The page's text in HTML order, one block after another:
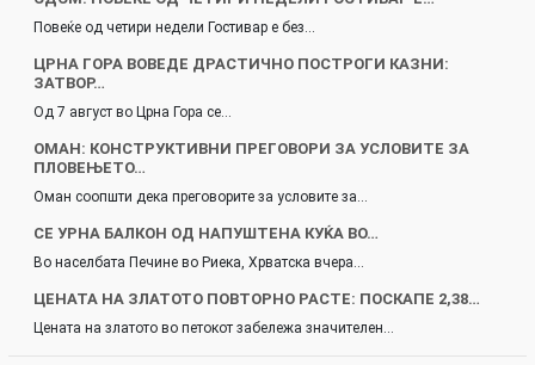
Повеќе од четири недели Гостивар е без…
ЦРНА ГОРА ВОВЕДЕ ДРАСТИЧНО ПОСТРОГИ КАЗНИ:
ЗАТВОР…
Од 7 август во Црна Гора се…
ОМАН: КОНСТРУКТИВНИ ПРЕГОВОРИ ЗА УСЛОВИТЕ ЗА
ПЛОВЕЊЕТО…
Оман соопшти дека преговорите за условите за…
СЕ УРНА БАЛКОН ОД НАПУШТЕНА КУЌА ВО…
Во населбата Печине во Риека, Хрватска вчера…
ЦЕНАТА НА ЗЛАТОТО ПОВТОРНО РАСТЕ: ПОСКАПЕ 2,38…
Цената на златото во петокот забележа значителен…